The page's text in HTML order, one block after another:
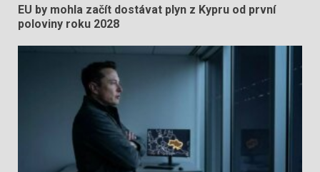
EU by mohla začít dostávat plyn z Kypru od první
poloviny roku 2028